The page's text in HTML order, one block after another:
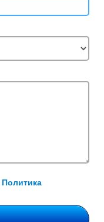
Политика